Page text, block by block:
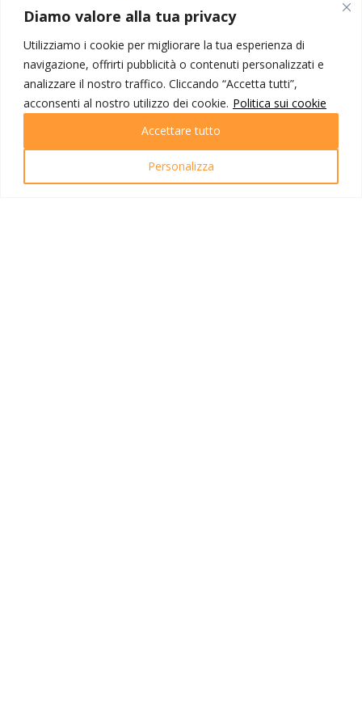
Diamo valore alla tua privacy
Utilizziamo i cookie per migliorare la tua esperienza di
navigazione, offrirti pubblicità o contenuti personalizzati e
analizzare il nostro traffico. Cliccando “Accetta tutti”,
acconsenti al nostro utilizzo dei cookie. Politica sui cookie
Personalizza
Accettare tutto
MONDO IOT VIAGGI
Corporate
Contatti
I NOSTRI PRODOTTI
Partenze
Emozioni di viaggio
Newsletter
Tutti i viaggi